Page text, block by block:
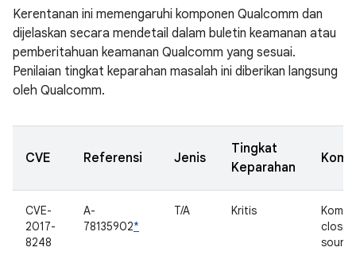
Kerentanan ini memengaruhi komponen Qualcomm dan
dijelaskan secara mendetail dalam buletin keamanan atau
pemberitahuan keamanan Qualcomm yang sesuai.
Penilaian tingkat keparahan masalah ini diberikan langsung
oleh Qualcomm.
CVE Referensi Jenis
Tingkat
Keparahan
CVE-
2017-
8248
A-
78135902*
T/A Kritis
closed
source